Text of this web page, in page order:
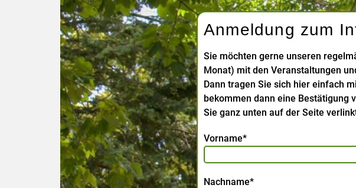
Anmeldung zum
Sie möchten gerne unseren
Monat) mit den Veranstaltungen
Dann tragen Sie sich hier einfach
bekommen dann eine Bestätigung
Sie ganz unten auf der Seite
Vorname*
Nachname*